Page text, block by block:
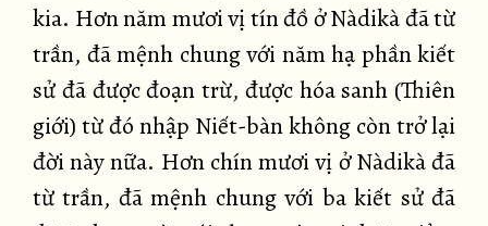
kia. Hơn năm mươi vị tín đồ ở Nàdikà đã từ
trần, đã mệnh chung với năm hạ phần kiết
sử đã được đoạn trừ, được hóa sanh (Thiên
giới) từ đó nhập Niết-bàn không còn trở lại
đời này nữa. Hơn chín mươi vị ở Nàdikà đã
từ trần, đã mệnh chung với ba kiết sử đã